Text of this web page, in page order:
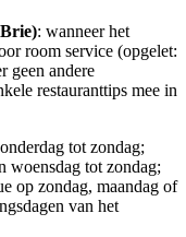
: wanneer het
room service (opgelet:
geen andere
restauranttips mee in
tot zondag;
woensdag tot zondag;
op zondag, maandag of
van het